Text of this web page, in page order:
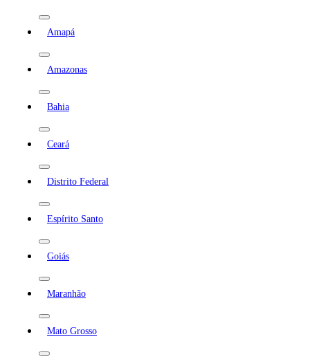
Amapá
Amazonas
Bahia
Ceará
Distrito Federal
Espírito Santo
Goiás
Maranhão
Mato Grosso